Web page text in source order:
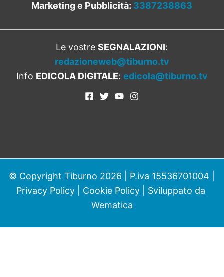
Marketing e Pubblicità: 3387238863
Le vostre SEGNALAZIONI:
redazioneweb@tiburno.tv
Info EDICOLA DIGITALE: edicola@tiburno.tv
© Copyright Tiburno 2026 | P.iva 15536701004 |
Privacy Policy| Cookie Policy| Sviluppato da
Wematica